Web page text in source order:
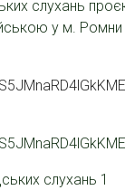
слухань
у м. Ромни
слухань 1